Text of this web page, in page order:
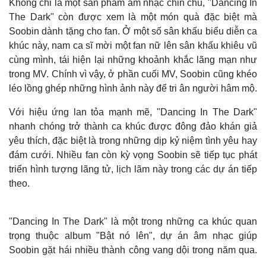
Pháp luật
Vụ án
Tin nóng
Tư vấn luật
Quân sự - Quốc phòng
Vũ khí
Việt Nam
Không chỉ là một sản phẩm âm nhạc chỉn chu, "Dancing In
The Dark" còn được xem là một món quà đặc biệt mà
Soobin dành tặng cho fan. Ở một số sân khấu biểu diễn ca
khúc này, nam ca sĩ mời một fan nữ lên sân khấu khiêu vũ
cùng mình, tái hiện lại những khoảnh khắc lãng mạn như
trong MV. Chính vì vậy, ở phần cuối MV, Soobin cũng khéo
léo lồng ghép những hình ảnh này để tri ân người hâm mộ.
Với hiệu ứng lan tỏa mạnh mẽ, "Dancing In The Dark"
nhanh chóng trở thành ca khúc được đông đảo khán giả
yêu thích, đặc biệt là trong những dịp kỷ niệm tình yêu hay
đám cưới. Nhiều fan còn kỳ vọng Soobin sẽ tiếp tục phát
triển hình tượng lãng tử, lịch lãm này trong các dự án tiếp
theo.
"Dancing In The Dark" là một trong những ca khúc quan
trọng thuộc album "Bật nó lên", dự án âm nhạc giúp
Soobin gặt hái nhiều thành công vang dội trong năm qua.